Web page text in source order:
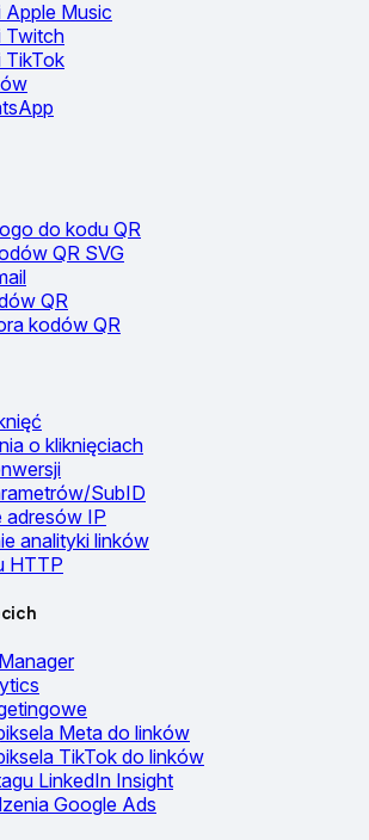
Apple Music
Twitch
TikTok
do kodu QR
QR SVG
QR
kodów QR
o kliknięciach
SubID
adresów IP
analityki linków
HTTP
Meta do linków
TikTok do linków
LinkedIn Insight
Google Ads